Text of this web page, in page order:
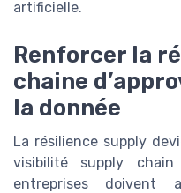
artificielle.
Renforcer la
chaine
la donnée
La résilience supply
visibilité supply
entreprises doivent